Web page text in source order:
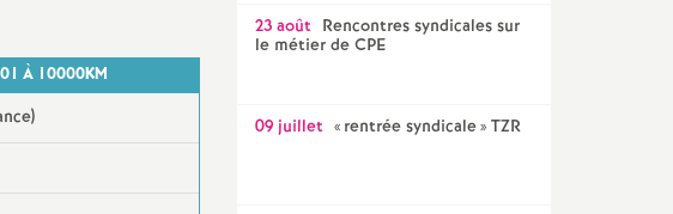
À 10000KM
23 août Rencontres syndicales sur
le métier de CPE
09 juillet « rentrée syndicale» TZR